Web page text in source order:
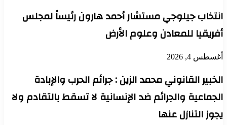
انتخاب جيلوجي مستشار أحمد هارون رئيساً لمجلس
أفريقيا للمعادن وعلوم الأرض
أغسطس 4, 2026
الخبير القانوني محمد الزين : جرائم الحرب والإبادة
الجماعية والجرائم ضد الإنسانية لا تسقط بالتقادم ولا
يجوز التنازل عنها